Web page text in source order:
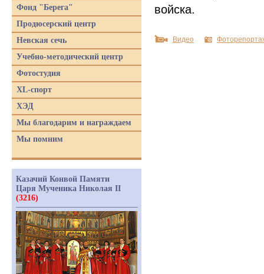
войска.
Видео
Фонд "Берега"
Продюсерский центр
Невская сечь
Учебно-методический центр
Фотостудия
XL-спорт
ХЭД
Мы благодарим и награждаем
Мы помним
Казачий Конвой Памяти
Царя Мученика Николая II
(3216)